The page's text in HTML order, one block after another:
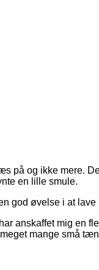
på og ikke mere.
en lille smule.
god øvelse i at
anskaffet mig en
mange små